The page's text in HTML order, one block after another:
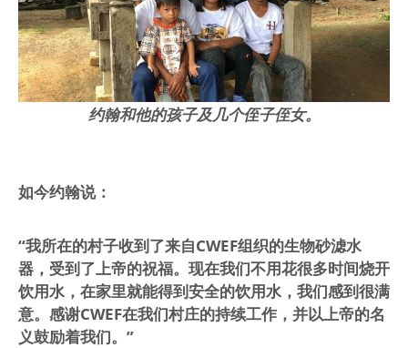
约翰和他的孩子及几个侄子侄女。
如今约翰说：
“我所在的村子收到了来自CWEF组织的生物砂滤水
器，受到了上帝的祝福。现在我们不用花很多时间烧开
饮用水，在家里就能得到安全的饮用水，我们感到很满
意。感谢CWEF在我们村庄的持续工作，并以上帝的名
义鼓励着我们。”